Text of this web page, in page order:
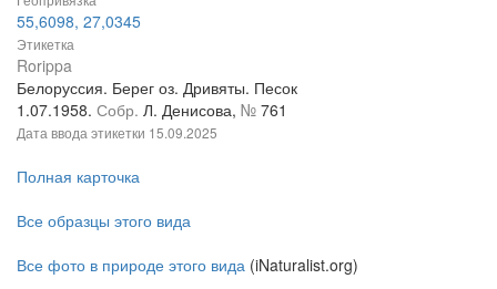
55,6098, 27,0345
Этикетка
Rorippa
Белоруссия. Берег оз. Дривяты. Песок
1.07.1958. Собр. Л. Денисова, № 761
Дата ввода этикетки 15.09.2025
Полная карточка
Все образцы этого вида
Все фото в природе этого вида (iNaturalist.org)